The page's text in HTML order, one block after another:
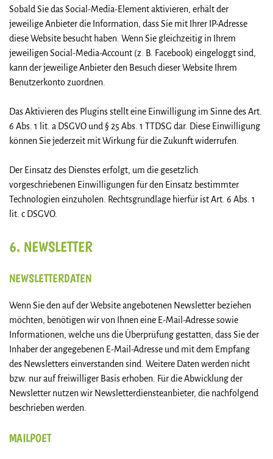
Sobald Sie das Social-Media-Element aktivieren, erhält der
jeweilige Anbieter die Information, dass Sie mit Ihrer IP-Adresse
diese Website besucht haben. Wenn Sie gleichzeitig in Ihrem
jeweiligen Social-Media-Account (z. B. Facebook) eingeloggt sind,
kann der jeweilige Anbieter den Besuch dieser Website Ihrem
Benutzerkonto zuordnen.
Das Aktivieren des Plugins stellt eine Einwilligung im Sinne des Art.
6 Abs. 1 lit. a DSGVO und § 25 Abs. 1 TTDSG dar. Diese Einwilligung
können Sie jederzeit mit Wirkung für die Zukunft widerrufen.
Der Einsatz des Dienstes erfolgt, um die gesetzlich
vorgeschriebenen Einwilligungen für den Einsatz bestimmter
Technologien einzuholen. Rechtsgrundlage hierfür ist Art. 6 Abs. 1
lit. c DSGVO.
6. NEWSLETTER
NEWSLETTER­DATEN
Wenn Sie den auf der Website angebotenen Newsletter beziehen
möchten, benötigen wir von Ihnen eine E-Mail-Adresse sowie
Informationen, welche uns die Überprüfung gestatten, dass Sie der
Inhaber der angegebenen E-Mail-Adresse und mit dem Empfang
des Newsletters einverstanden sind. Weitere Daten werden nicht
bzw. nur auf freiwilliger Basis erhoben. Für die Abwicklung der
Newsletter nutzen wir Newsletterdiensteanbieter, die nachfolgend
beschrieben werden.
MAILPOET